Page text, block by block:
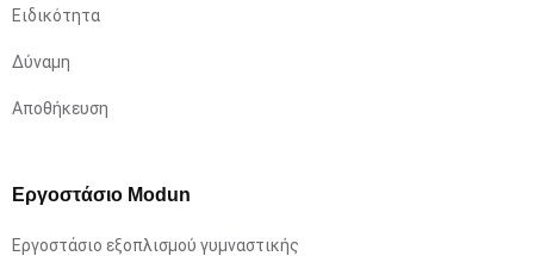
Ειδικότητα
Δύναμη
Αποθήκευση
Εργοστάσιο Modun
Εργοστάσιο εξοπλισμού γυμναστικής